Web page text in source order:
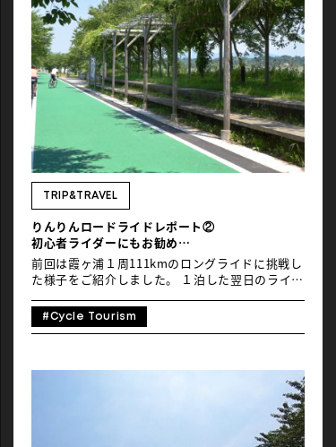
TRIP&TRAVEL
りんりんロードライドレポート②
初心者ライダーにもお勧め
廃線を再利用したサイクルロード
前回は霞ヶ浦１周111kmのロングライドに挑戦し
た様子をご紹介しました。 １泊した翌日のライド
の63kmライドレポートをお届けします。
#Cycle Tourism